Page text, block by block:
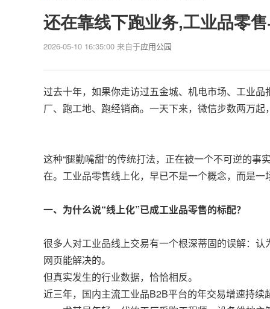
还在靠线下跑业务,工业品零
2026-05-10 16:35:00 来自于应用公园
过去十年，如果你走访过五金城、机电市场、工业
厂、跑工地、跑经销商。一天下来，微信步数两万
这种“腿勤嘴甜”的传统打法，正在被一个不可逆的
在。工业品零售线上化，早已不是一个概念，而是
一、为什么说“线上化”已成工业品零售的标配？
很多人对工业品线上交易有一个根深蒂固的误解：
网页能解决的。
但真实发生的行业数据，恰恰相反。
近三年，国内主流工业品B2B平台的年交易增速持